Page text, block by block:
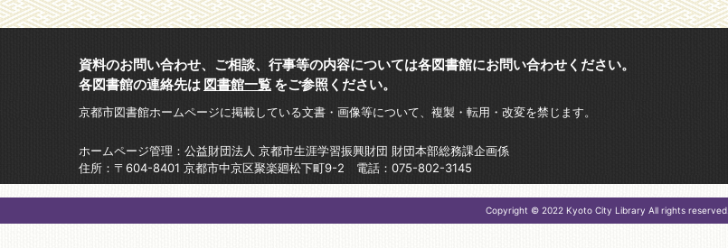
資料のお問い合わせ、ご相談、行事等の内容については各図書館にお問い合わせください。
各図書館の連絡先は 図書館一覧 をご参照ください。
京都市図書館ホームページに掲載している文書・画像等について、複製・転用・改変を禁じます。
ホームページ管理：公益財団法人 京都市生涯学習振興財団 財団本部総務課企画係
住所：〒604-8401 京都市中京区聚楽廻松下町9-2 電話：075-802-3145
Copyright © 2022 Kyoto City Library All rights reserved.